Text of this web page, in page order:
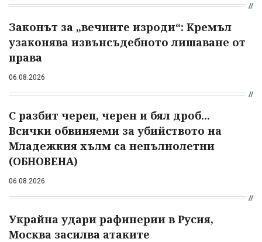
Законът за „вечните изроди“: Кремъл
узаконява извънсъдебното лишаване от
права
06.08.2026
С разбит череп, черен и бял дроб...
Всички обвиняеми за убийството на
Младежкия хълм са непълнолетни
(ОБНОВЕНА)
06.08.2026
Украйна удари рафинерии в Русия,
Москва засилва атаките